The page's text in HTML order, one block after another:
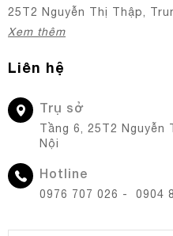
25T2 Nguyễn Thị Thập,
Xem thêm
Liên hệ
Trụ sở
Tầng 6, 25T2 Nguyễn
Nội
Hotline
0976 707 026 - 0904